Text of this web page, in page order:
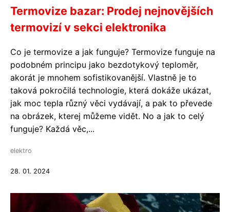
Termovize bazar: Prodej nejnovějších
termovizí v sekci elektronika
Co je termovize a jak funguje? Termovize funguje na
podobném principu jako bezdotykový teploměr,
akorát je mnohem sofistikovanější. Vlastně je to
taková pokročilá technologie, která dokáže ukázat,
jak moc tepla různý věci vydávají, a pak to převede
na obrázek, kterej můžeme vidět. No a jak to celý
funguje? Každá věc,...
elektro
28. 01. 2024